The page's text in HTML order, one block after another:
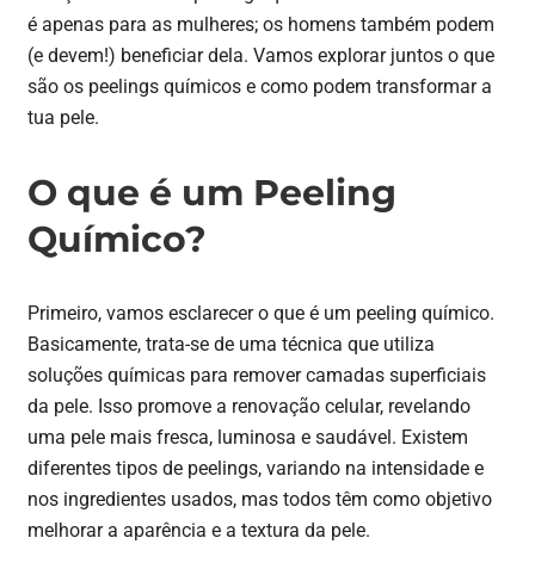
é apenas para as mulheres; os homens também podem
(e devem!) beneficiar dela. Vamos explorar juntos o que
são os peelings químicos e como podem transformar a
tua pele.
O que é um Peeling
Químico?
Primeiro, vamos esclarecer o que é um peeling químico.
Basicamente, trata-se de uma técnica que utiliza
soluções químicas para remover camadas superficiais
da pele. Isso promove a renovação celular, revelando
uma pele mais fresca, luminosa e saudável. Existem
diferentes tipos de peelings, variando na intensidade e
nos ingredientes usados, mas todos têm como objetivo
melhorar a aparência e a textura da pele.